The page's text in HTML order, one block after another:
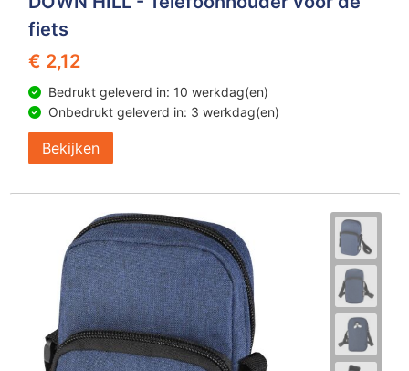
fiets
€ 2,12
Bedrukt geleverd in: 10 werkdag(en)
Onbedrukt geleverd in: 3 werkdag(en)
Bekijken